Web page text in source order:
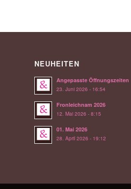
NEUHEITEN
Angepasste Öffnungszeiten
23. Juni 2026 - 16:54
Fronleichnam 2026
12. Mai 2026 - 8:15
01. Mai 2026
28. April 2026 - 19:12